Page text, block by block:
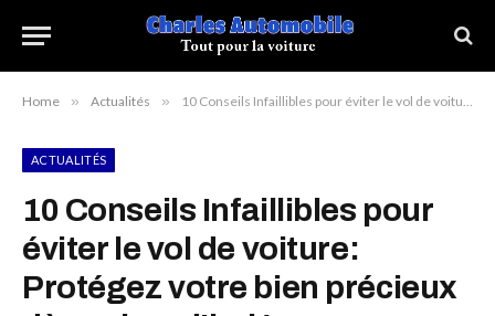
Home » Actualités » 10 Conseils Infaillibles pour éviter le vol de voiture: Protégez votre bien précieux dès aujourd’hui !
ACTUALITÉS
10 Conseils Infaillibles pour
éviter le vol de voiture:
Protégez votre bien précieux